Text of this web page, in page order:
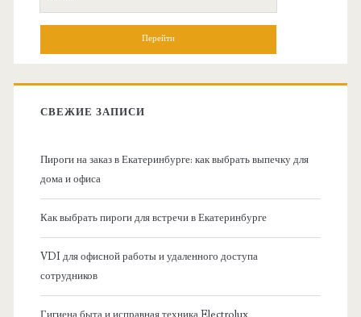
о
:
СВЕЖИЕ ЗАПИСИ
Пироги на заказ в Екатеринбурге: как выбрать выпечку для
дома и офиса
Как выбрать пироги для встречи в Екатеринбурге
VDI для офисной работы и удаленного доступа
сотрудников
Гигиена быта и исправная техника Electrolux